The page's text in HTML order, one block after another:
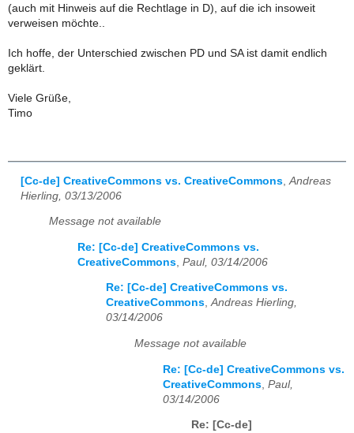
(auch mit Hinweis auf die Rechtlage in D), auf die ich insoweit
verweisen möchte..
Ich hoffe, der Unterschied zwischen PD und SA ist damit endlich
geklärt.
Viele Grüße,
Timo
[Cc-de] CreativeCommons vs. CreativeCommons Andreas
Hierling, 03/13/2006
Message not available
Re: [Cc-de] CreativeCommons vs.
CreativeCommons Paul, 03/14/2006
Re: [Cc-de] CreativeCommons vs.
CreativeCommons,Andreas Hierling,
03/14/2006
Message not available
Re: [Cc-de] CreativeCommons vs.
CreativeCommons Paul,
03/14/2006
Re: [Cc-de]